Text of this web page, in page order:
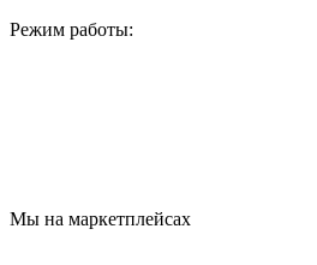
Режим работы:
Мы на маркетплейсах